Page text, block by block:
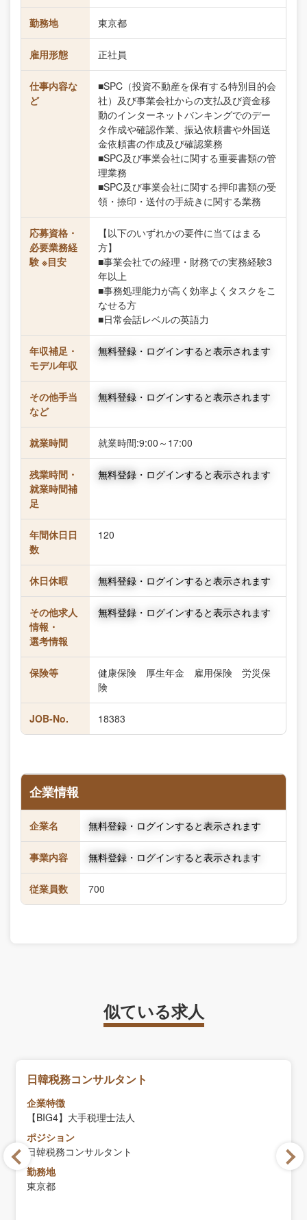
勤務地 東京都
雇用形態 正社員
仕事内容な
ど
■SPC（投資不動産を保有する特別目的会
社）及び事業会社からの支払及び資金移
動のインターネットバンキングでのデー
タ作成や確認作業、振込依頼書や外国送
金依頼書の作成及び確認業務
■SPC及び事業会社に関する重要書類の管
理業務
■SPC及び事業会社に関する押印書類の受
領・捺印・送付の手続きに関する業務
応募資格・
必要業務経
験 ※目安
【以下のいずれかの要件に当てはまる
方】
■事業会社での経理・財務での実務経験3
年以上
■事務処理能力が高く効率よくタスクをこ
なせる方
■日常会話レベルの英語力
年収補足・
モデル年収
無料登録・ログインすると表示されます
その他手当
など
無料登録・ログインすると表示されます
就業時間 就業時間:9:00～17:00
残業時間・
就業時間補
足
無料登録・ログインすると表示されます
年間休日日
数
120
休日休暇 無料登録・ログインすると表示されます
その他求人
情報・
選考情報
無料登録・ログインすると表示されます
保険等
健康保険 厚生年金 雇用保険 労災保
険
JOB-No. 18383
企業情報
企業名 無料登録・ログインすると表示されます
事業内容 無料登録・ログインすると表示されます
従業員数 700
似ている求人
日韓税務コンサルタント
企業特徴
【BIG4】大手税理士法人
ポジション
日韓税務コンサルタント
勤務地
東京都